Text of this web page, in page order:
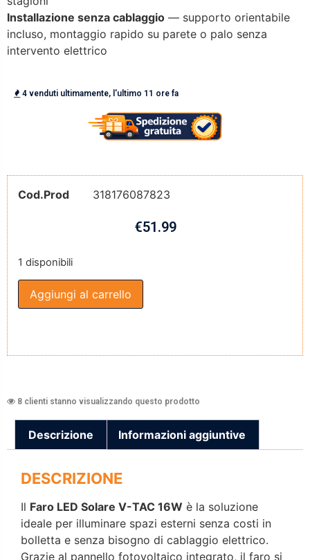
Installazione senza cablaggio — supporto orientabile
incluso, montaggio rapido su parete o palo senza
intervento elettrico
4 venduti ultimamente, l'ultimo 11 ore fa
Cod.Prod 318176087823
€51.99
1 disponibili
Aggiungi al carrello
8 clienti stanno visualizzando questo prodotto
Descrizione Informazioni aggiuntive
DESCRIZIONE
Il Faro LED Solare V-TAC 16W è la soluzione
ideale per illuminare spazi esterni senza costi in
bolletta e senza bisogno di cablaggio elettrico.
Grazie al pannello fotovoltaico integrato, il faro si